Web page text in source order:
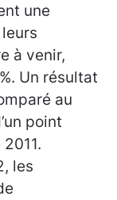
une
à venir,
Un résultat
au
point
les